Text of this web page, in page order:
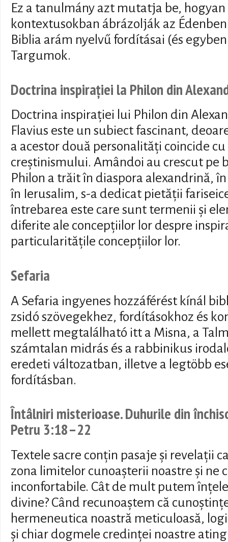
Ez a tanulmány azt mutatja be,
kontextusokban ábrázolják az
Biblia arám nyelvű fordításai (és
Targumok.
Doctrina inspirației la Philon din
Doctrina inspirației lui Philon din
Flavius este un subiect fascinant,
a acestor două personalități coincide
creștinismului. Amândoi au crescut pe
Philon a trăit în diaspora alexandrină,
în Ierusalim, s-a dedicat pietății
întrebarea este care sunt termenii și
diferite ale concepțiilor lor despre
particularitățile concepțiilor lor.
Sefaria
A Sefaria ingyenes hozzáférést kínál
zsidó szövegekhez, fordításokhoz és
mellett megtalálható itt a Misna, a
számtalan midrás és a rabbinikus
eredeti változatban, illetve a legtöbb
fordításban.
Întâlniri misterioase. Duhurile din
Petru 3:18–22
Textele sacre conțin pasaje și revelații
zona limitelor cunoașterii noastre și ne
inconfortabile. Cât de mult putem
divine? Când recunoaștem că
hermeneutica noastră meticuloasă,
și chiar dogmele credinței noastre